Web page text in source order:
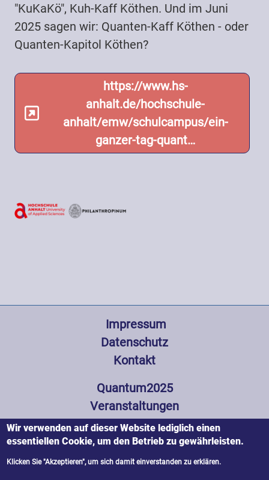
"KuKaKö", Kuh-Kaff Köthen. Und im Juni
2025 sagen wir: Quanten-Kaff Köthen - oder
Quanten-Kapitol Köthen?
https://www.hs-
anhalt.de/hochschule-
anhalt/emw/schulcampus/ein-
ganzer-tag-quant…
Impressum
Datenschutz
Kontakt
Hauptnavigation
Quantum2025
Veranstaltungen
Wissenswertes
Partner und Förderer
Presse
Wir verwenden auf dieser Website lediglich einen
essentiellen Cookie, um den Betrieb zu gewährleisten.
Klicken Sie "Akzeptieren", um sich damit einverstanden zu erklären.